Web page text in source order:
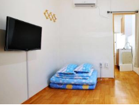
interact
with
the
calendar
Press
interact
with
the
and
select
a
date.
Press